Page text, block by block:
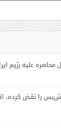
محاصره علیه رژیم
را نقض کرده،